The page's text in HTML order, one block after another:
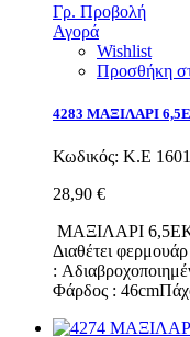
Γρ. Προβολή
Αγορά
Wishlist
Προσθήκη
4283 ΜΑΞΙΛΑΡΙ
Κωδικός: Κ.Ε 1601
28,90 €
ΜΑΞΙΛΑΡΙ
Διαθέτει
:
Φάρδος :